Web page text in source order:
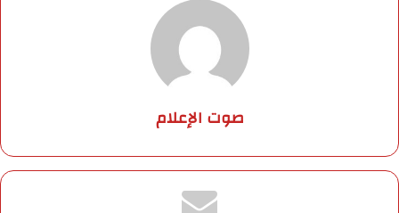
صوت الإعلام